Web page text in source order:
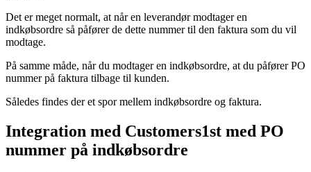
Det er meget normalt, at når en leverandør modtager en
indkøbsordre så påfører de dette nummer til den faktura som du vil
modtage.
På samme måde, når du modtager en indkøbsordre, at du påfører PO
nummer på faktura tilbage til kunden.
Således findes der et spor mellem indkøbsordre og faktura.
Integration med Customers1st med PO
nummer på indkøbsordre